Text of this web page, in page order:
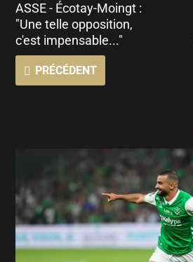
ASSE - Écotay-Moingt :
"Une telle opposition,
c'est impensable..."
PRÉCÉDENT